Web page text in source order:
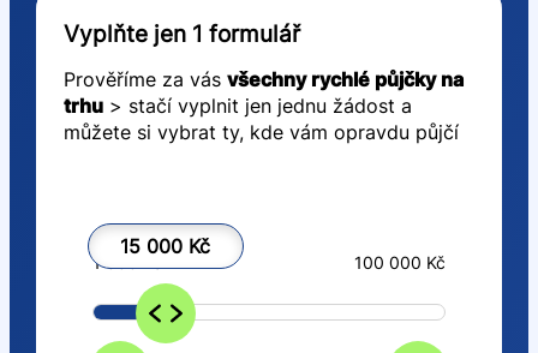
Vyplňte jen 1 formulář
Prověříme za vás všechny rychlé půjčky na
trhu> stačí vyplnit jen jednu žádost a
můžete si vybrat ty, kde vám opravdu půjčí
15 000 Kč
1 000 Kč 100 000 Kč